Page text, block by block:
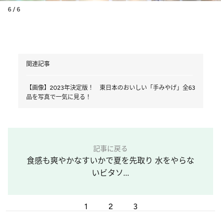
6 / 6
関連記事
【画像】2023年決定版！ 東日本のおいしい「手みやげ」全63
品を写真で一気に見る！
記事に戻る
食感も爽やかなすいかで夏を先取り 水をやらな
いビタソ...
1 2 3